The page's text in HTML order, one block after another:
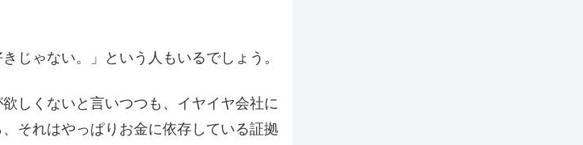
じゃない。」という人もいるでしょう。
しくないと言いつつも、イヤイヤ会社に
それはやっぱりお金に依存している証拠